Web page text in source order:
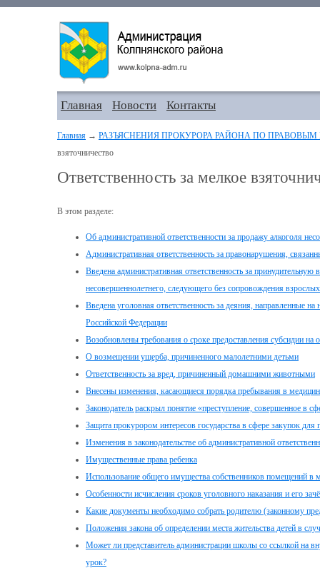
Главная Новости Контакты
Главная → РАЗЪЯСНЕНИЯ ПРОКУРОРА РАЙОНА ПО
взяточничество
Ответственность за мелкое
В этом разделе:
Об административной ответственности за продажу алкоголя
Административная ответственность за правонарушения,
Введена административная ответственность за принудительную
несовершеннолетнего, следующего без сопровождения
Введена уголовная ответственность за деяния, направленные
Российской Федерации
Возобновлены требования о сроке предоставления субсидии
О возмещении ущерба, причиненного малолетними детьми
Ответственность за вред, причиненный домашними животными
Внесены изменения, касающиеся порядка пребывания в
Законодатель раскрыл понятие «преступление, совершенное в
Защита прокурором интересов государства в сфере закупок
Изменения в законодательстве об административной
Имущественные права ребенка
Использование общего имущества собственников помещений
Особенности исчисления сроков уголовного наказания и его
Какие документы необходимо собрать родителю (законному
Положения закона об определении места жительства детей в
Может ли представитель администрации школы со ссылкой на
урок?